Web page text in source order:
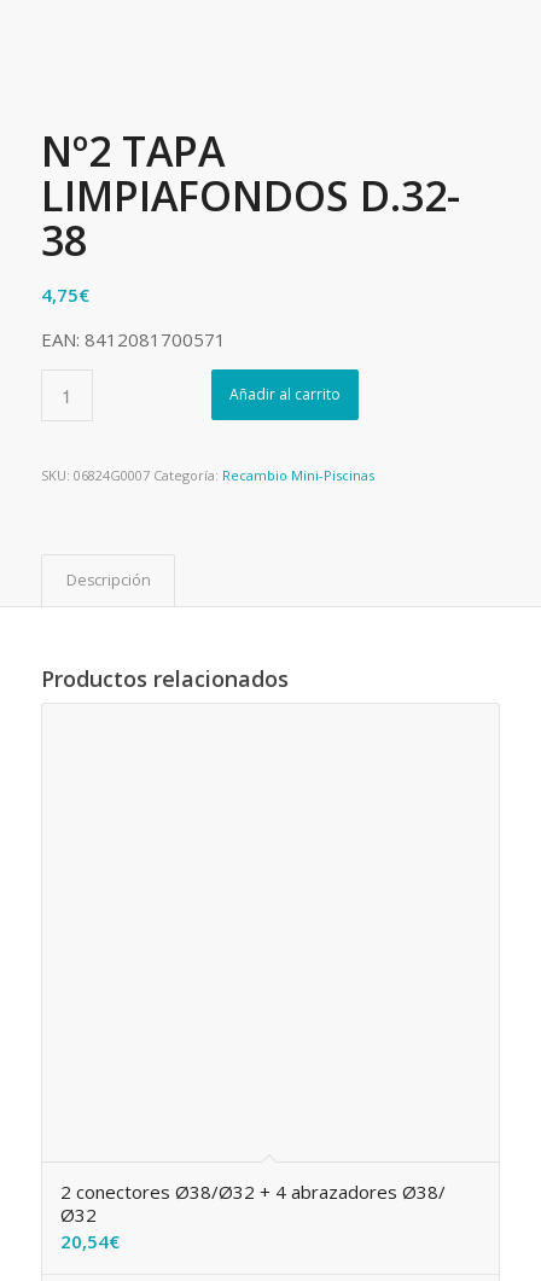
Nº2 TAPA
LIMPIAFONDOS D.32-
38
4,75€
EAN: 8412081700571
Añadir al carrito
SKU: 06824G0007 Categoría: Recambio Mini-Piscinas
Descripción
Productos relacionados
2 conectores Ø38/Ø32 + 4 abrazadores Ø38/
Ø32
20,54€